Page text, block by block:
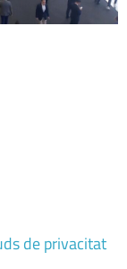
de privacitat